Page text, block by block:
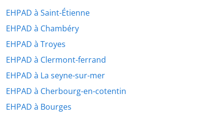
EHPAD à Saint-Étienne
EHPAD à Chambéry
EHPAD à Troyes
EHPAD à Clermont-ferrand
EHPAD à La seyne-sur-mer
EHPAD à Cherbourg-en-cotentin
EHPAD à Bourges